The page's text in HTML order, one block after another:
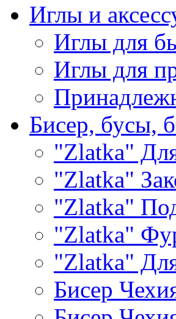
Иглы и
Иглы для
Иглы для
Бисер, бусы,
"Zlatka"
"Zlatka"
"Zlatka"
"Zlatka"
"Zlatka"
Бисер